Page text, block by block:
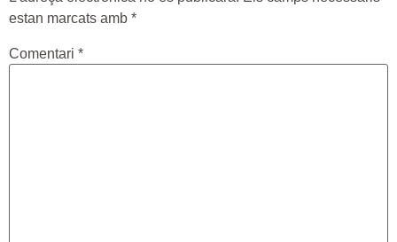
estan marcats amb *
Comentari *